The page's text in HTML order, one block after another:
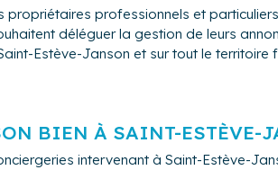
propriétaires professionnels et
déléguer la gestion de leurs
Estève-Janson et sur tout le territoire
BIEN À SAINT-ESTÈVE-
intervenant à Saint-Estève-